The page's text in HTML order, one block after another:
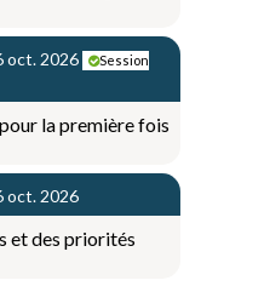
oct. 2026
Session
la première fois
oct. 2026
et des priorités